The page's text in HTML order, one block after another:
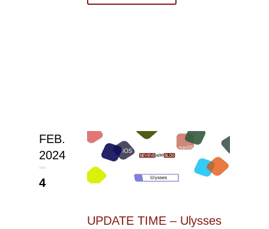
FEB.
2024
4
UPDATE TIME – Ulysses